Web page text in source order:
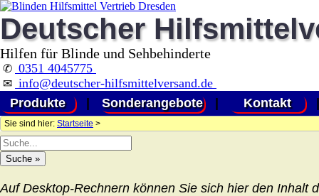
Deutscher
Hilfen für Blinde und Sehbehinderte
✆ 0351 4045775
✉ info@deutscher-hilfsmittelversand.de
Produkte
Sonderangebote Kontakt
Sie sind hier: Startseite >
Auf Desktop-Rechnern können Sie sich hier den Inhalt